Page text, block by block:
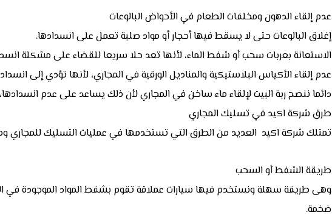
عدم إلقاء الدهون ومخلفات الطعام في الأحواض البالوعات
إغلاق البالوعات حتى لا يسقط فيها أحجار أو مواد صلبة تعمل على انسدادها.
الاستعانة بعربات سحب أو شفط الماء، لأنها تعد حلا سريعا للقضاء على مشكلة
عدم إلقاء الأكياس البلاستيكية والمناديل الورقية في المجاري، لأنها تؤدي إلى
دائما ننصح ربة البيت لإلقاء ماء ساخن في المجاري لأن ذلك يساعد على عدم
طرق شركة اكيد في تسليك المجاري
تمتلك شركة اكيد العديد من الطرق التي تستخدمها في عمليات التسليك للمجاري
طريقة الشفط أو السحب
وهى طريقة سهلة ونستخدم فيها سيارات عملاقة تقوم بشفط المواد الموجودة في
ضخمة.